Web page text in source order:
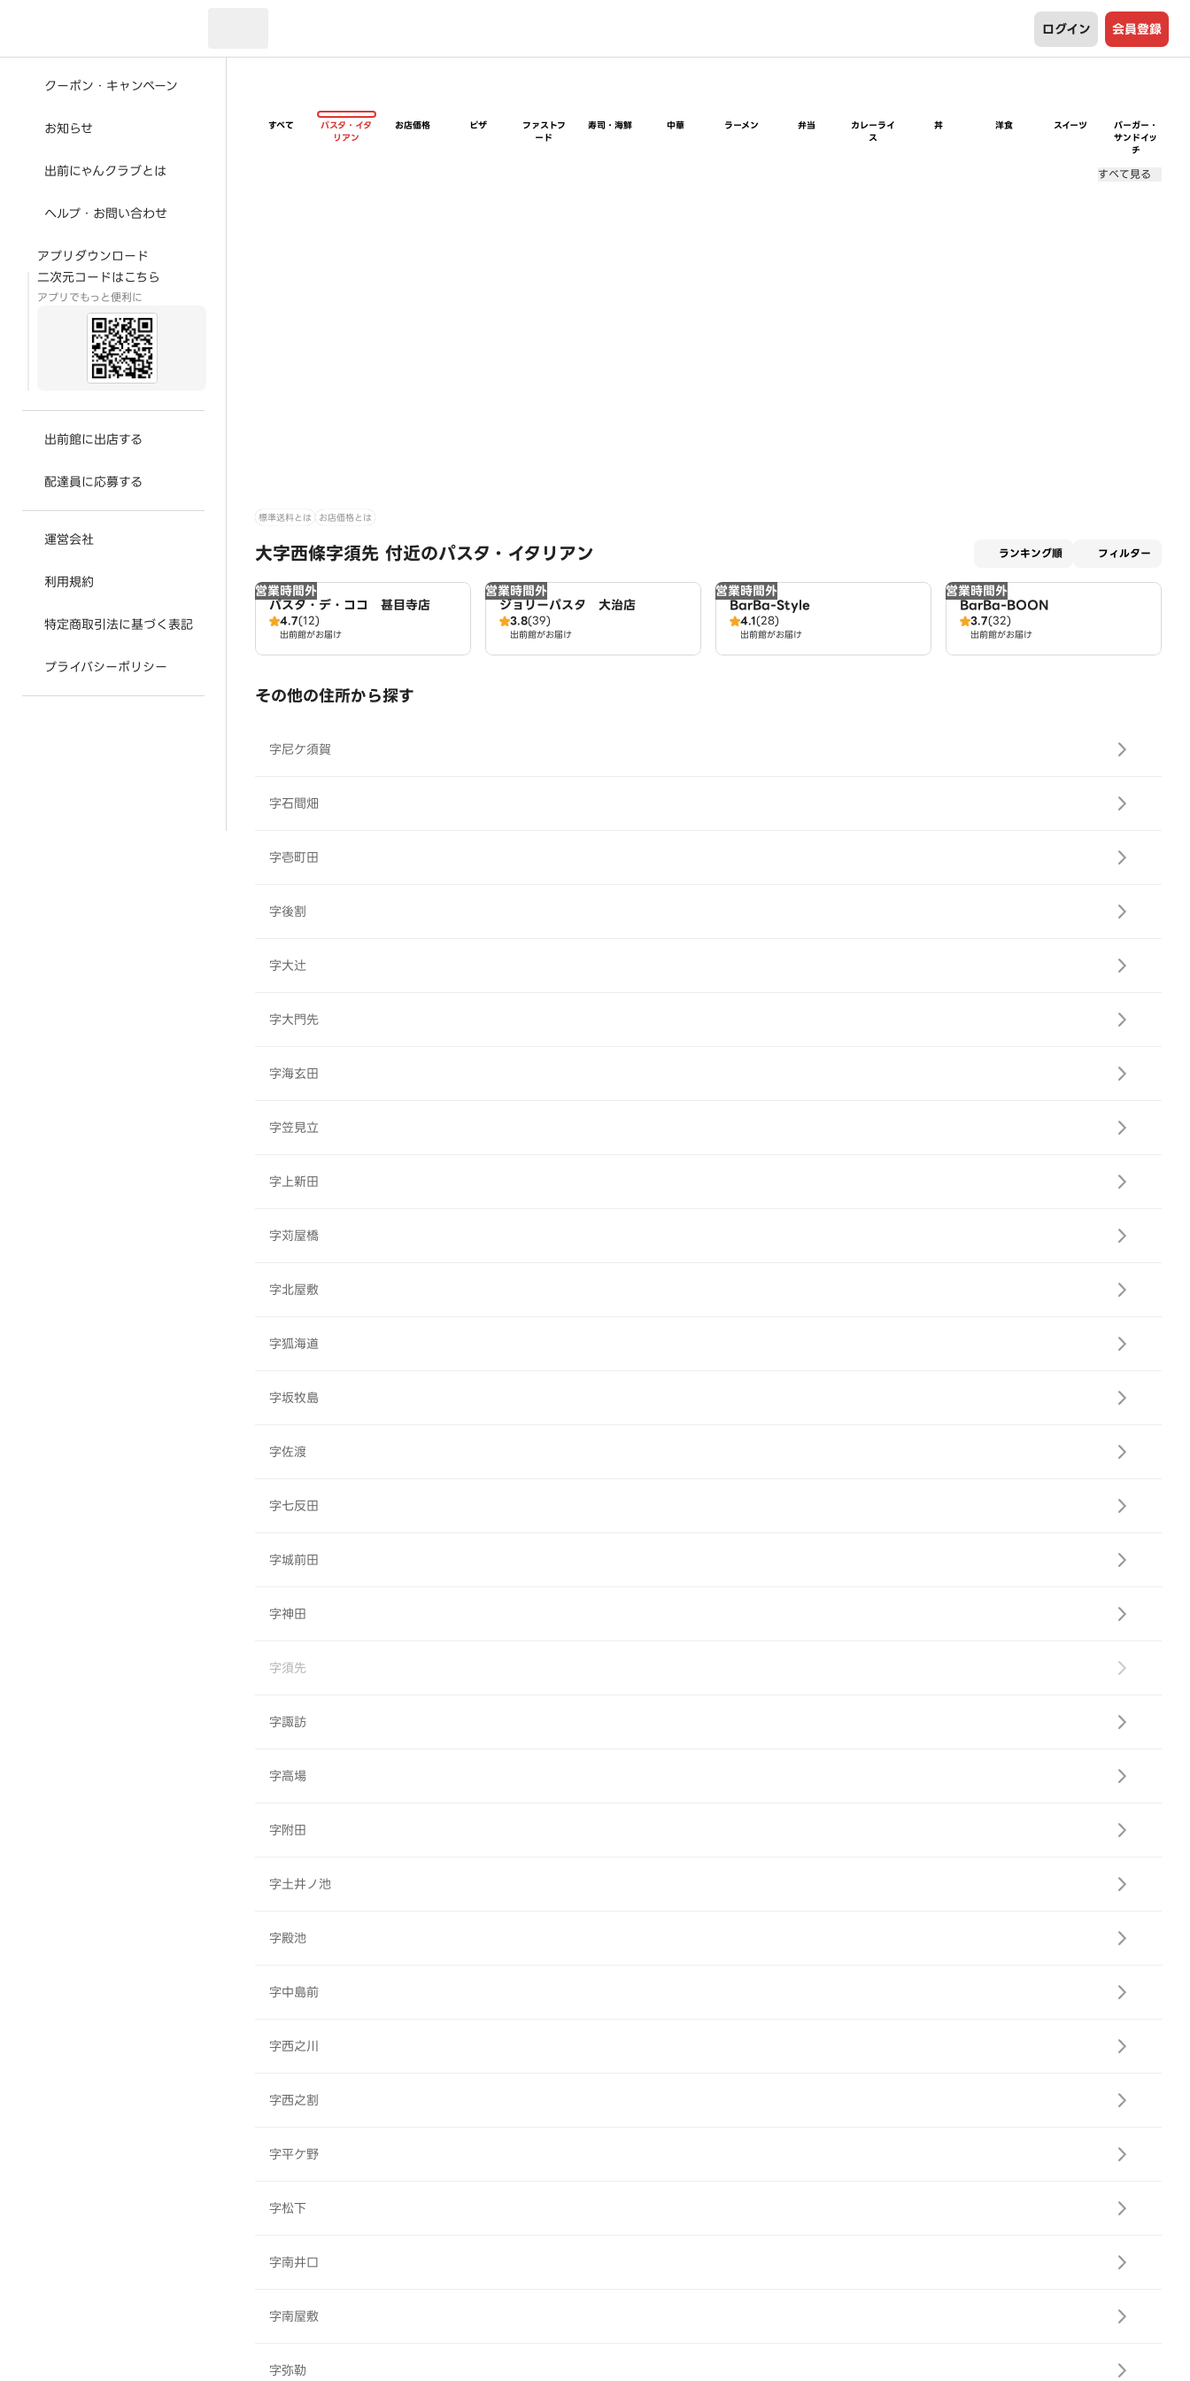
ログイン 会員登録
クーポン・キャンペーン
お知らせ
出前にゃんクラブとは
ヘルプ・お問い合わせ
アプリダウンロード
二次元コードはこちら
アプリでもっと便利に
出前館に出店する
配達員に応募する
運営会社
利用規約
特定商取引法に基づく表記
プライバシーポリシー
すべて
パスタ・イタ
リアン
お店価格 ピザ
ファストフ
ード
寿司・海鮮 中華 ラーメン 弁当
カレーライ
ス
丼 洋食 スイーツ
バーガー・
サンドイッ
チ
すべて見る
標準送料とは お店価格とは
大字西條字須先 付近のパスタ・イタリアン ランキング順 フィルター
営業時間外
パスタ・デ・ココ 甚目寺店
4.7(12)
出前館がお届け
営業時間外
ジョリーパスタ 大治店
3.8(39)
出前館がお届け
営業時間外
BarBa-Style
4.1(28)
出前館がお届け
営業時間外
BarBa-BOON
3.7(32)
出前館がお届け
その他の住所から探す
字尼ケ須賀
字石間畑
字壱町田
字後割
字大辻
字大門先
字海玄田
字笠見立
字上新田
字苅屋橋
字北屋敷
字狐海道
字坂牧島
字佐渡
字七反田
字城前田
字神田
字須先
字諏訪
字高場
字附田
字土井ノ池
字殿池
字中島前
字西之川
字西之割
字平ケ野
字松下
字南井口
字南屋敷
字弥勒